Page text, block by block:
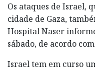
Os ataques de Israel,
cidade de Gaza,
Hospital Naser
sábado, de acordo
Israel tem em curso